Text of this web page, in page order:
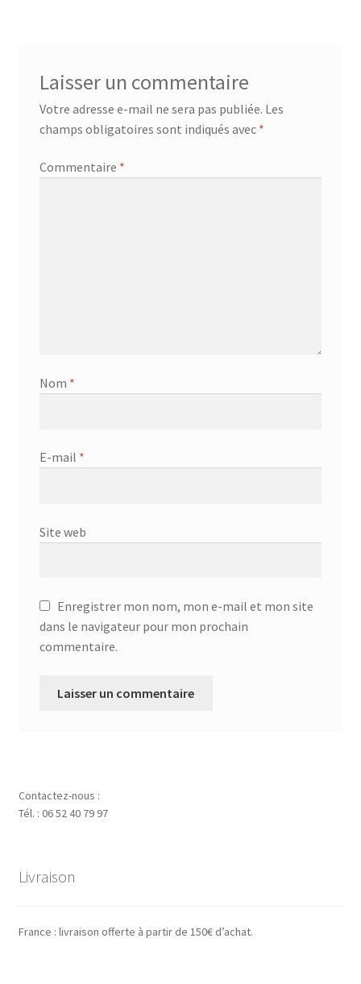
Laisser un commentaire
Votre adresse e-mail ne sera pas publiée. Les
champs obligatoires sont indiqués avec *
Commentaire *
Nom *
E-mail *
Site web
Enregistrer mon nom, mon e-mail et mon site
dans le navigateur pour mon prochain
commentaire.
Contactez-nous :
Tél. : 06 52 40 79 97
Livraison
France : livraison offerte à partir de 150€ d’achat.